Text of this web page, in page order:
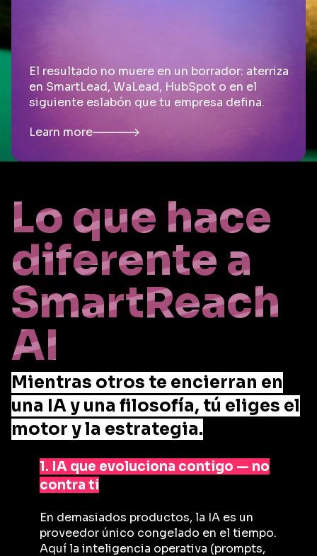
El resultado no muere en un borrador: aterriza
en SmartLead, WaLead, HubSpot o en el
siguiente eslabón que tu empresa defina.
Learn more
Lo que hace
diferente a
SmartReach
AI
Mientras otros te encierran en
una IA y una filosofía, tú eliges el
motor y la estrategia.
1. IA que evoluciona contigo — no
contra ti
En demasiados productos, la IA es un
proveedor único congelado en el tiempo.
Aquí la inteligencia operativa (prompts,